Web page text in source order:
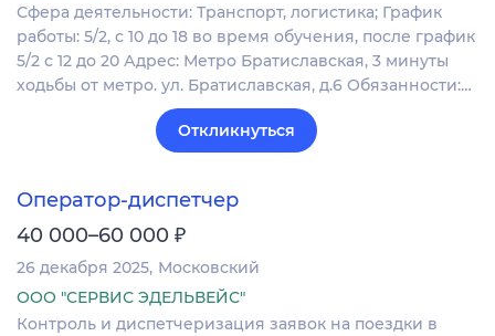
Сфера деятельности: Транспорт, логистика; График
работы: 5/2, с 10 до 18 во время обучения, после график
5/2 с 12 до 20 Адрес: Метро Братиславская, 3 минуты
ходьбы от метро. ул. Братиславская, д.6 Обязанности:…
Откликнуться
Оператор-диспетчер
40 000–60 000 ₽
26 декабря 2025 Московский
ООО "СЕРВИС ЭДЕЛЬВЕЙС"
Контроль и диспетчеризация заявок на поездки в